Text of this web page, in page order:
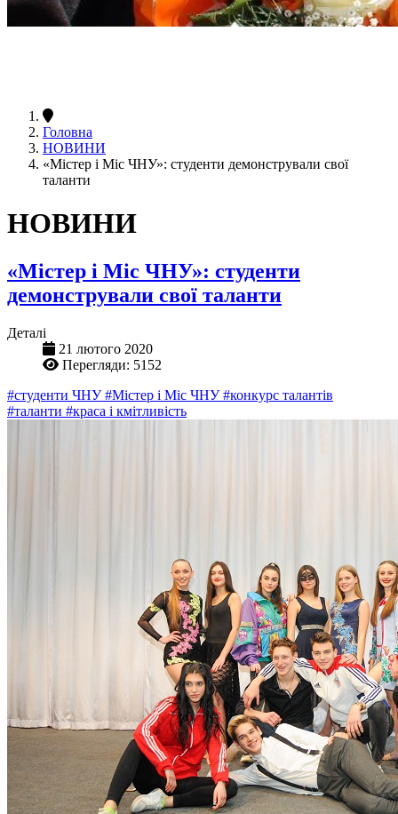
Головна
НОВИНИ
«Містер і Міс ЧНУ»: студенти демонстрували свої
таланти
НОВИНИ
«Містер і Міс ЧНУ»: студенти
демонстрували свої таланти
Деталі
21 лютого 2020
Перегляди: 5152
#студенти ЧНУ#Містер і Міс ЧНУ#конкурс талантів
#таланти #краса і кмітливість